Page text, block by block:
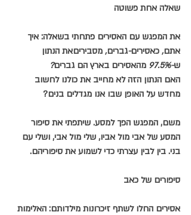
שאלה אחת פשוטה
את המפגש עם האסירים פתחתי בשאלה: איך
אתם, כאסירים-גברים, מסביריםאת הנתון
ש-97.5% מהאסירים בארץ הם גברים?
האם הנתון הזה לא מחייב את כולנו לחשוב
מחדש על האופן שבו אנו מגדלים בנים?
משם, המפגש הפך למסע. שיתפתי את סיפור
המסע של אבי מול אביו, שלי מול אבי, ושלי עם
בני. בין לבין עצרתי כדי לשמוע את סיפוריהם.
סיפורים של כאב
אסירים החלו לשתף זיכרונות מילדותם: האלימות